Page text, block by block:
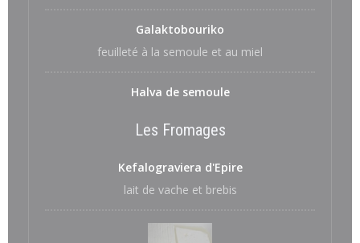
Galaktobouriko
feuilleté à la semoule et au miel
Halva de semoule
Les Fromages
Kefalograviera d'Epire
lait de vache et brebis